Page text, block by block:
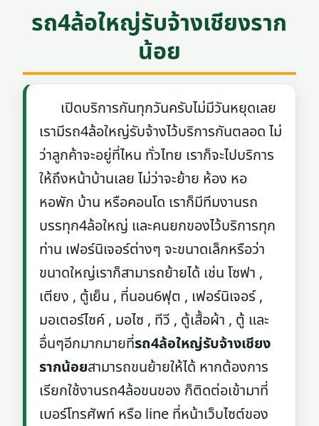
รถ4ล้อใหญ่รับจ้างเชียงราก
น้อย
เปิดบริการกันทุกวันครับไม่มีวันหยุดเลย
เรามีรถ4ล้อใหญ่รับจ้างไว้บริการกันตลอด ไม่
ว่าลูกค้าจะอยู่ที่ไหน ทั่วไทย เราก็จะไปบริการ
ให้ถึงหน้าบ้านเลย ไม่ว่าจะย้าย ห้อง หอ
หอพัก บ้าน หรือคอนโด เราก็มีทีมงานรถ
บรรทุก4ล้อใหญ่ และคนยกของไว้บริการทุก
ท่าน เฟอร์นิเจอร์ต่างๆ จะขนาดเล็กหรือว่า
ขนาดใหญ่เราก็สามารถย้ายได้ เช่น โซฟา ,
เตียง , ตู้เย็น , ที่นอน6ฟุต , เฟอร์นิเจอร์ ,
มอเตอร์ไซค์ , มอไซ , ทีวี , ตู้เสื้อผ้า , ตู้ และ
อื่นๆอีกมากมายที่รถ4ล้อใหญ่รับจ้างเชียง
รากน้อยสามารถขนย้ายให้ได้ หากต้องการ
เรียกใช้งานรถ4ล้อขนของ ก็ติดต่อเข้ามาที่
เบอร์โทรศัพท์ หรือ line ที่หน้าเว็บไซต์ของ